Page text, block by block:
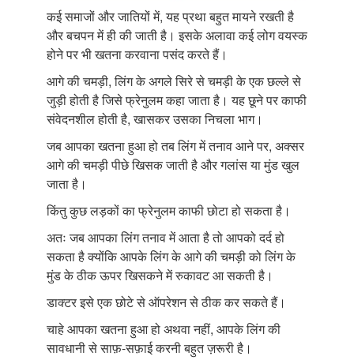
कई समाजों और जातियों में, यह प्रथा बहुत मायने रखती है
और बचपन में ही की जाती है। इसके अलावा कई लोग वयस्क
होने पर भी खतना करवाना पसंद करते हैं।
आगे की चमड़ी, लिंग के अगले सिरे से चमड़ी के एक छल्ले से
जुड़ी होती है जिसे फ्रेनुलम कहा जाता है। यह छूने पर काफी
संवेदनशील होती है, खासकर उसका निचला भाग।
जब आपका खतना हुआ हो तब लिंग में तनाव आने पर, अक्सर
आगे की चमड़ी पीछे खिसक जाती है और गलांस या मुंड खुल
जाता है।
किंतु कुछ लड़कों का फ्रेनुलम काफी छोटा हो सकता है।
अतः जब आपका लिंग तनाव में आता है तो आपको दर्द हो
सकता है क्योंकि आपके लिंग के आगे की चमड़ी को लिंग के
मुंड के ठीक ऊपर खिसकने में रुकावट आ सकती है।
डाक्टर इसे एक छोटे से ऑपरेशन से ठीक कर सकते हैं।
चाहे आपका खतना हुआ हो अथवा नहीं, आपके लिंग की
सावधानी से साफ़-सफ़ाई करनी बहुत ज़रूरी है।